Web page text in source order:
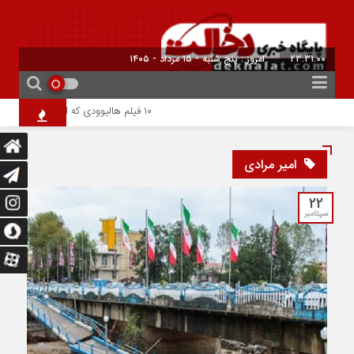
23:31:00 امروز : پنج شنبه - ۱۵ مرداد - ۱۴۰۵
۱۰ فیلم هالیوودی که ارزش دیدن دارند | شاهکارهایی که نباید از دست بدهید
امیر مرادی
22
سپتامبر